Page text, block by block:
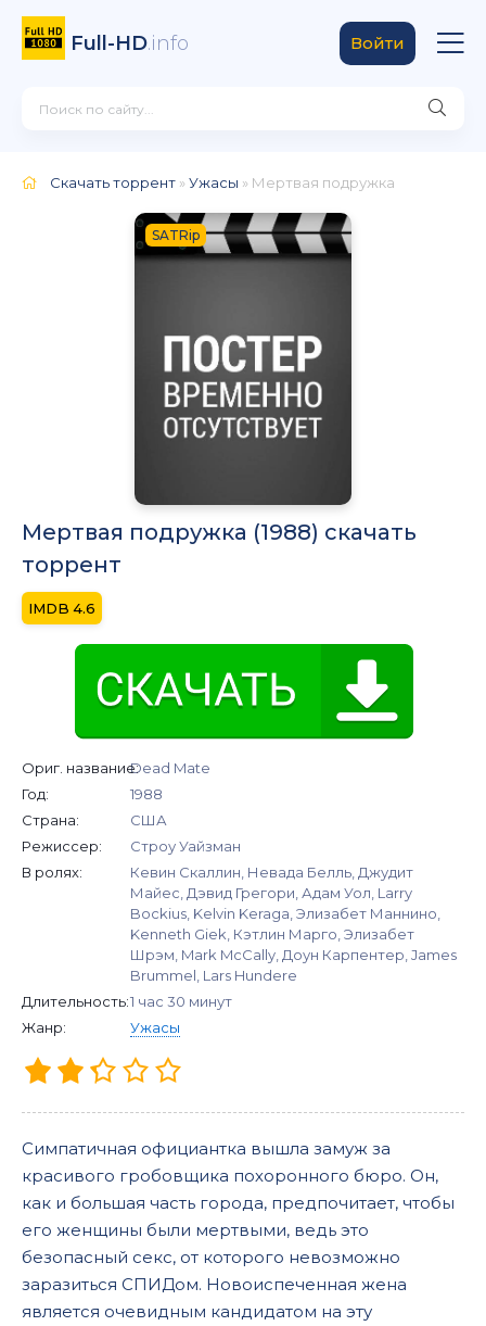
Full-HD.info Войти
Скачать торрент »Ужасы » Мертвая подружка
SATRip
Мертвая подружка (1988) скачать
торрент
4.6
Ориг. название:Dead Mate
Год:
1988
Страна:
США
Режиссер:
Строу Уайзман
В ролях:
Кевин Скаллин, Невада Белль, Джудит
Майес, Дэвид Грегори, Адам Уол, Larry
Bockius, Kelvin Keraga, Элизабет Маннино,
Kenneth Giek, Кэтлин Марго, Элизабет
Шрэм, Mark McCally, Доун Карпентер, James
Brummel, Lars Hundere
Длительность:1 час 30 минут
Жанр:
Ужасы
Симпатичная официантка вышла замуж за
красивого гробовщика похоронного бюро. Он,
как и большая часть города, предпочитает, чтобы
его женщины были мертвыми, ведь это
безопасный секс, от которого невозможно
заразиться СПИДом. Новоиспеченная жена
является очевидным кандидатом на эту